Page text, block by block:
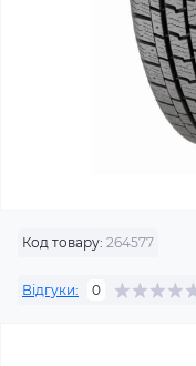
Код товару: 264577
Відгуки: 0